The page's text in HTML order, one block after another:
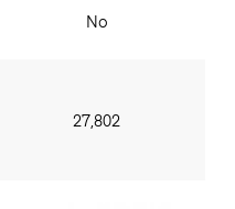
No
27,802